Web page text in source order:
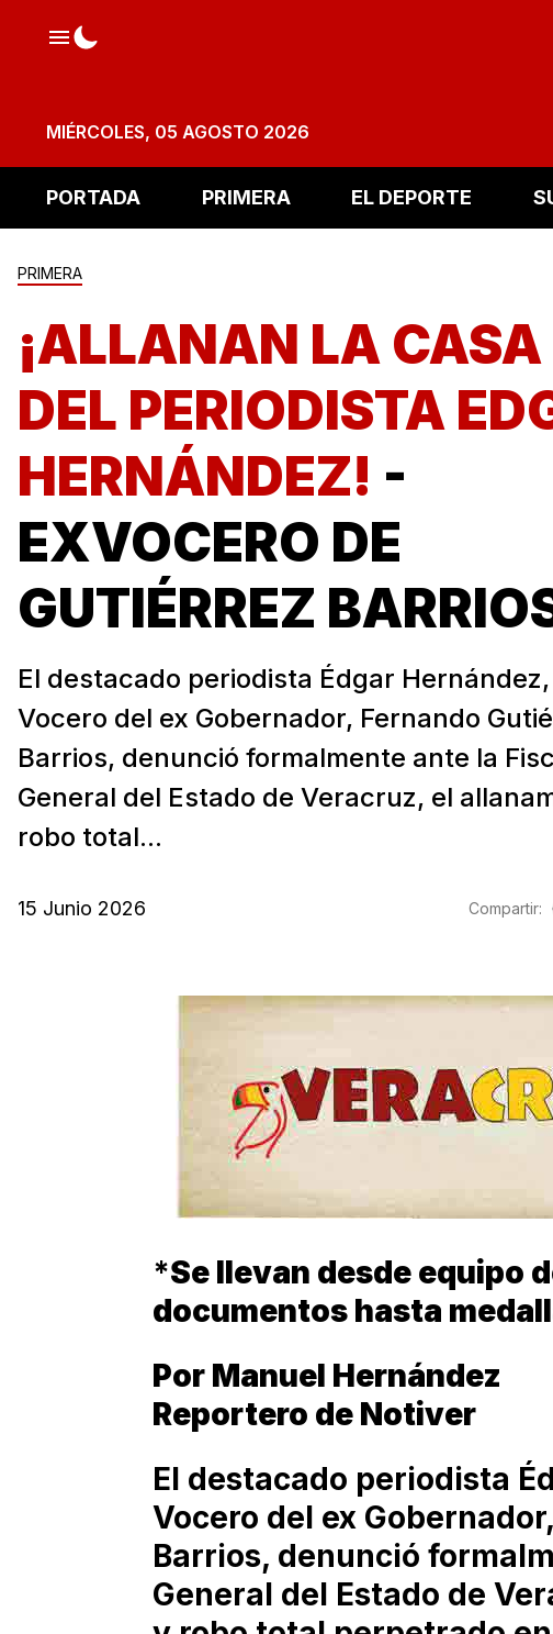
MIÉRCOLES, 05 AGOSTO 2026
PORTADA PRIMERA EL DEPORTE
PRIMERA
¡ALLANAN LA CASA
DEL PERIODISTA
HERNÁNDEZ! -
EXVOCERO DE
GUTIÉRREZ
El destacado periodista Édgar
Vocero del ex Gobernador, Fernando
Barrios, denunció formalmente ante la
General del Estado de Veracruz, el
robo total...
15 Junio 2026 Compartir:
*Se llevan desde equipo
documentos hasta
Por Manuel Hernández
Reportero de Notiver
El destacado periodista
Vocero del ex
Barrios, denunció
General del Estado de